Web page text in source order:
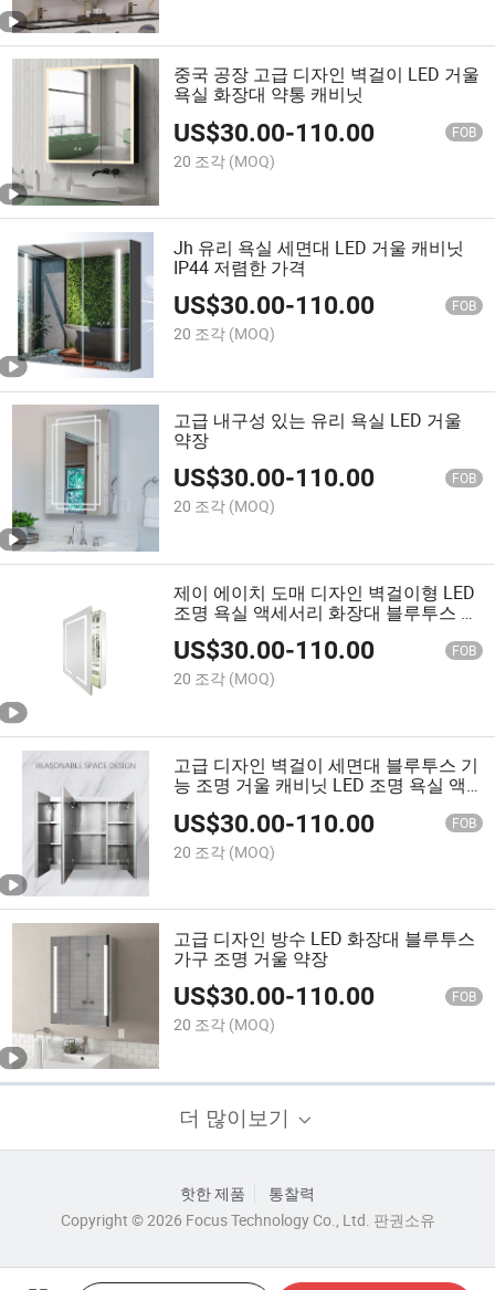
중국 공장 고급 디자인 벽걸이 LED 거울
욕실 화장대 약통 캐비닛
US$30.00-110.00 FOB
20 조각 (MOQ)
Jh 유리 욕실 세면대 LED 거울 캐비닛
IP44 저렴한 가격
US$30.00-110.00 FOB
20 조각 (MOQ)
고급 내구성 있는 유리 욕실 LED 거울
약장
US$30.00-110.00 FOB
20 조각 (MOQ)
제이 에이치 도매 디자인 벽걸이형 LED
조명 욕실 액세서리 화장대 블루투스 가
구 조명 거울 캐비닛
US$30.00-110.00 FOB
20 조각 (MOQ)
고급 디자인 벽걸이 세면대 블루투스 기
능 조명 거울 캐비닛 LED 조명 욕실 액
US$30.00-110.00 FOB
20 조각 (MOQ)
고급 디자인 방수 LED 화장대 블루투스
가구 조명 거울 약장
US$30.00-110.00 FOB
20 조각 (MOQ)
더 많이보기
핫한 제품
통찰력
Copyright © 2026 Focus Technology Co., Ltd. 판권소유